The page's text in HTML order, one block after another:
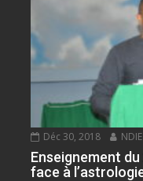
Déc 30, 2018
Enseignement
face à